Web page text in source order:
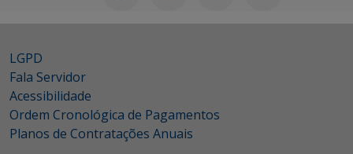
LGPD
Fala Servidor
Acessibilidade
Ordem Cronológica de Pagamentos
Planos de Contratações Anuais